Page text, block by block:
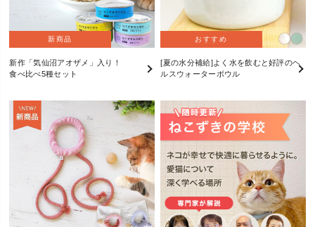
新商品
新作「気仙沼アオザメ」入り！
食べ比べ5種セット
おすすめ
[夏の水分補給]よく水を飲むと好評のヘ
ルスウォーターボウル